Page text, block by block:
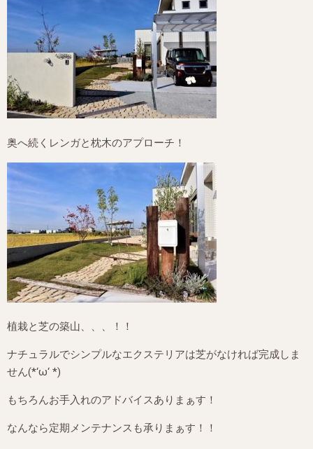
奥へ続くレンガと枕木のアプローチ！
植栽と芝の築山、、、！！
ナチュラルでシンプルなエクステリアは芝がなければ完成しま
せん(*‘ω‘ *)
もちろんお手入れのアドバイスありまぁす！
なんなら定期メンテナンスも承りまぁす！！